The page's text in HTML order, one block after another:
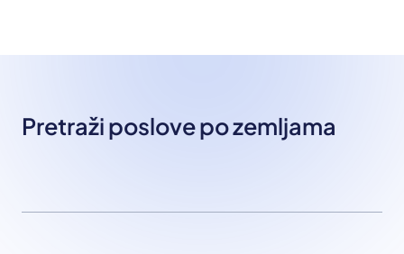
Pretraži poslove po zemljama